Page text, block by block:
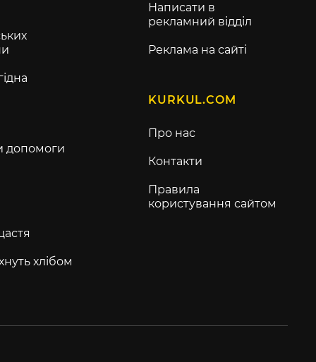
допомоги
хлібом
Написати в
рекламний відділ
Реклама на сайті
KURKUL.COM
Про нас
Контакти
Правила
користування сайтом